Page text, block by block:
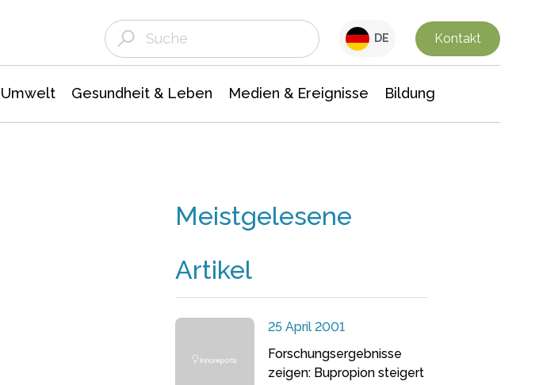
DE Kontakt
Gesundheit & Leben Medien & Ereignisse Bildung
Meistgelesene
Artikel
25 April 2001
Forschungsergebnisse
zeigen: Bupropion steigert